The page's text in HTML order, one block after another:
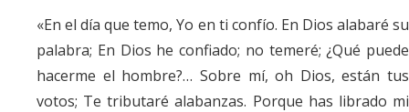
«En el día que temo, Yo en ti confío. En Dios alabaré su
palabra; En Dios he confiado; no temeré; ¿Qué puede
hacerme el hombre?… Sobre mí, oh Dios, están tus
votos; Te tributaré alabanzas. Porque has librado mi